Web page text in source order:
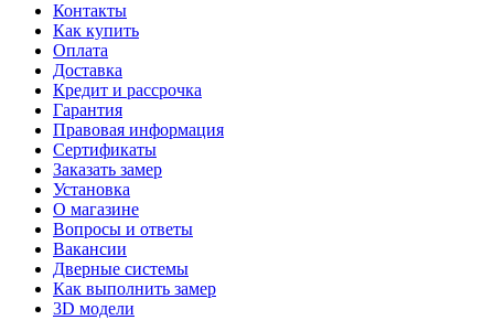
Контакты
Как купить
Оплата
Доставка
Кредит и рассрочка
Гарантия
Правовая информация
Сертификаты
Заказать замер
Установка
О магазине
Вопросы и ответы
Вакансии
Дверные системы
Как выполнить замер
3D модели